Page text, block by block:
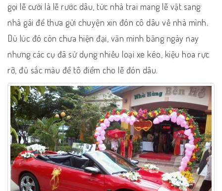
gọi lễ cưới là lễ rước dâu, tức nhà trai mang lễ vật sang
nhà gái để thưa gửi chuyện xin đón cô dâu về nhà mình.
Dù lúc đó còn chưa hiện đại, văn minh băng ngày nay
nhưng các cụ đã sử dụng nhiều loại xe kéo, kiệu hoa rực
rỡ, đủ sắc màu để tô điểm cho lễ đón dâu.